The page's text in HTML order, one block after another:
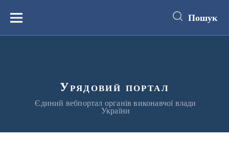
вмістуМеню Пошук
Урядовий портал
Єдиний вебпортал органів виконавчої влади
України